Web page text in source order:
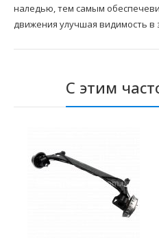
наледью, тем самым
движения улучшая видимость в
С этим